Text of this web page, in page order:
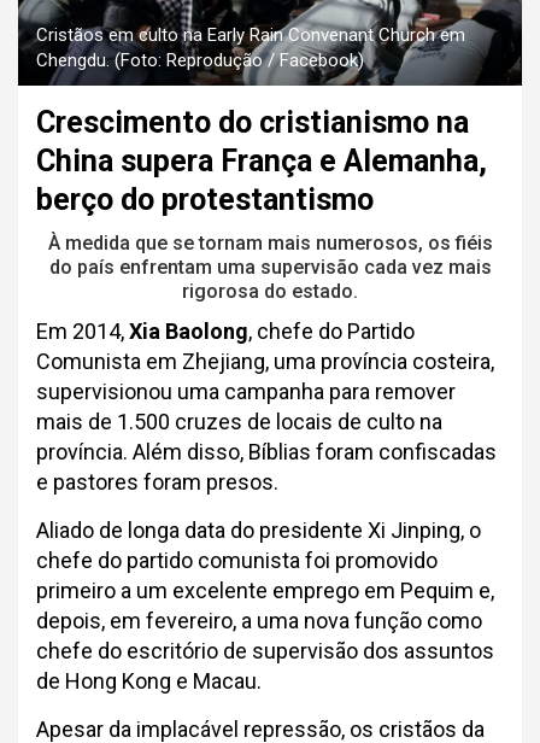
Cristãos em culto na Early Rain Convenant Church em
Chengdu. (Foto: Reprodução / Facebook)
Crescimento do cristianismo na
China supera França e Alemanha,
berço do protestantismo
À medida que se tornam mais numerosos, os fiéis
do país enfrentam uma supervisão cada vez mais
rigorosa do estado.
Em 2014,Xia Baolong, chefe do Partido
Comunista em Zhejiang, uma província costeira,
supervisionou uma campanha para remover
mais de 1.500 cruzes de locais de culto na
província. Além disso, Bíblias foram confiscadas
e pastores foram presos.
Aliado de longa data do presidente Xi Jinping, o
chefe do partido comunista foi promovido
primeiro a um excelente emprego em Pequim e,
depois, em fevereiro, a uma nova função como
chefe do escritório de supervisão dos assuntos
de Hong Kong e Macau.
Apesar da implacável repressão, os cristãos da